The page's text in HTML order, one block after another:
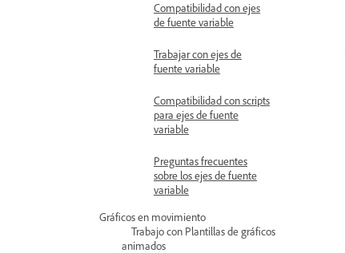
Compatibilidad con ejes
de fuente variable
Trabajar con ejes de
fuente variable
Compatibilidad con scripts
para ejes de fuente
variable
Preguntas frecuentes
sobre los ejes de fuente
variable
Gráficos en movimiento
Trabajo con Plantillas de gráficos
animados